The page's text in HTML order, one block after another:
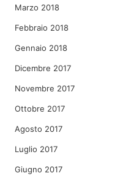
Marzo 2018
Febbraio 2018
Gennaio 2018
Dicembre 2017
Novembre 2017
Ottobre 2017
Agosto 2017
Luglio 2017
Giugno 2017